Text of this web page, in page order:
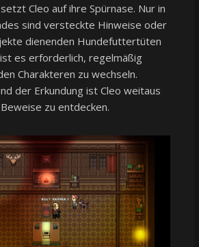
Cleo auf ihre Spürnase. Nur in
sind versteckte Hinweise oder
dienenden Hundefuttertüten
es erforderlich, regelmäßig
Charakteren zu wechseln.
der Erkundung ist Cleo weitaus
zu entdecken.